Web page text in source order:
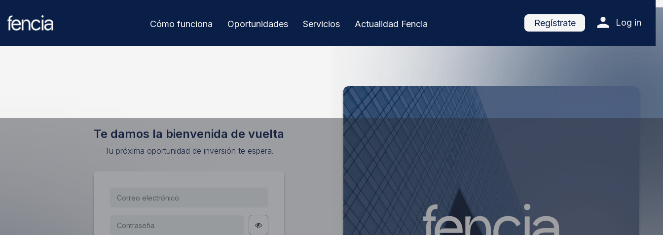
Cómo funciona Oportunidades Servicios Actualidad Fencia Regístrate Log in
Te damos la bienvenida de vuelta
Tu próxima oportunidad de inversión te espera.